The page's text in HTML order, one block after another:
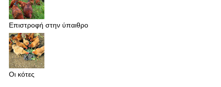
Επιστροφή στην ύπαιθρο
Οι κότες